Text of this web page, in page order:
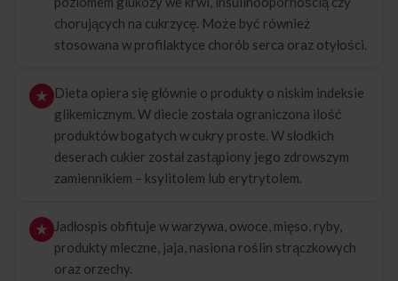
chorujących na cukrzycę. Może być również
stosowana w profilaktyce chorób serca oraz otyłości.
Dieta opiera się głównie o produkty o niskim indeksie
glikemicznym. W diecie została ograniczona ilość
produktów bogatych w cukry proste. W słodkich
deserach cukier został zastąpiony jego zdrowszym
zamiennikiem – ksylitolem lub erytrytolem.
Jadłospis obfituje w warzywa, owoce, mięso, ryby,
produkty mleczne, jaja, nasiona roślin strączkowych
oraz orzechy.